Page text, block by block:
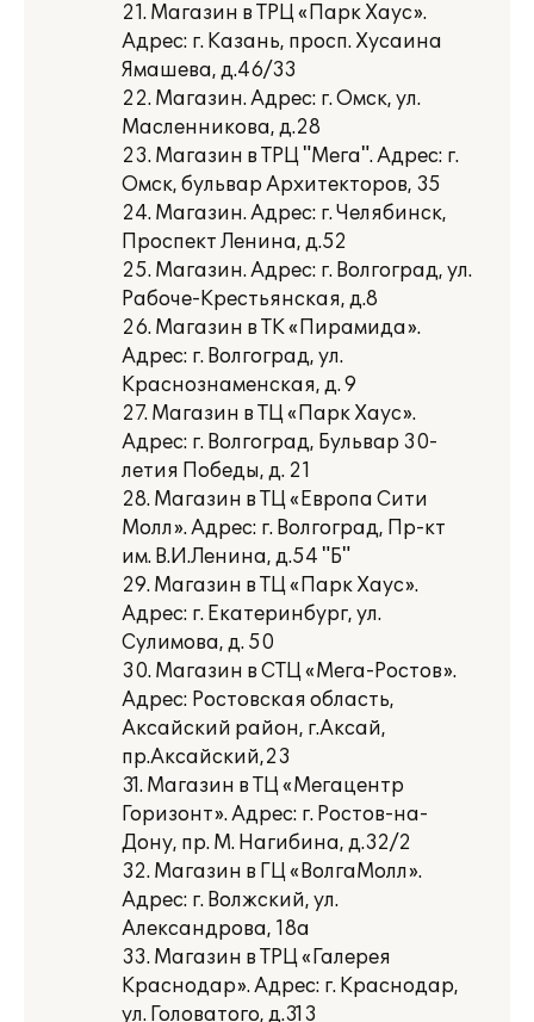
21. Магазин в ТРЦ «Парк Хаус».
Адрес: г. Казань, просп. Хусаина
Ямашева, д.46/33
22. Магазин. Адрес: г. Омск, ул.
Масленникова, д.28
23. Магазин в ТРЦ "Мега". Адрес: г.
Омск, бульвар Архитекторов, 35
24. Магазин. Адрес: г. Челябинск,
Проспект Ленина, д.52
25. Магазин. Адрес: г. Волгоград, ул.
Рабоче-Крестьянская, д.8
26. Магазин в ТК «Пирамида».
Адрес: г. Волгоград, ул.
Краснознаменская, д. 9
27. Магазин в ТЦ «Парк Хаус».
Адрес: г. Волгоград, Бульвар 30-
летия Победы, д. 21
28. Магазин в ТЦ «Европа Сити
Молл». Адрес: г. Волгоград, Пр-кт
им. В.И.Ленина, д.54 "Б"
29. Магазин в ТЦ «Парк Хаус».
Адрес: г. Екатеринбург, ул.
Сулимова, д. 50
30. Магазин в СТЦ «Мега-Ростов».
Адрес: Ростовская область,
Аксайский район, г.Аксай,
пр.Аксайский,23
31. Магазин в ТЦ «Мегацентр
Горизонт». Адрес: г. Ростов-на-
Дону, пр. М. Нагибина, д.32/2
32. Магазин в ГЦ «ВолгаМолл».
Адрес: г. Волжский, ул.
Александрова, 18а
33. Магазин в ТРЦ «Галерея
Краснодар». Адрес: г. Краснодар,
ул. Головатого, д.313